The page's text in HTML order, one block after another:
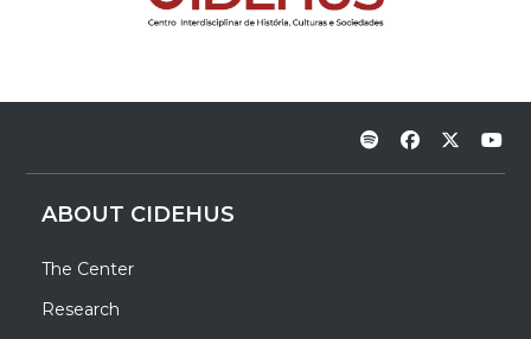
ABOUT CIDEHUS
The Center
Research